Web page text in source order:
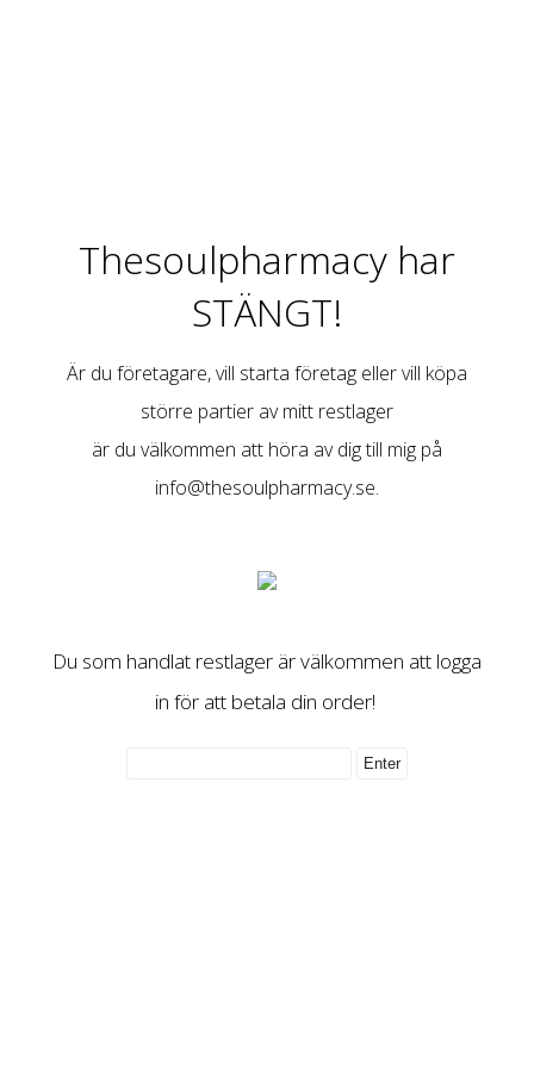
Thesoulpharmacy har
STÄNGT!
Är du företagare, vill starta företag eller vill köpa
större partier av mitt restlager
är du välkommen att höra av dig till mig på
info@thesoulpharmacy.se.
Du som handlat restlager är välkommen att logga
in för att betala din order!